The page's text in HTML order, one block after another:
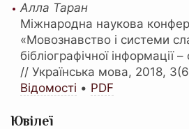
Алла Таран
Міжнародна наукова
«Мовознавство і системи
бібліографічної інформації
// Українська мова, 2018,
Відомості • PDF
Ювілеї